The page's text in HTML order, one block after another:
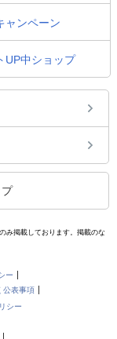
ャンペーン
UP中ショップ
み掲載しております。掲載のな
ー
公表事項
シー